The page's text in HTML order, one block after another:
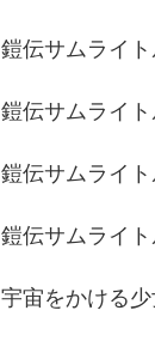
鎧伝サムライ
鎧伝サムライ
鎧伝サムライ
鎧伝サムライ
宇宙をかける